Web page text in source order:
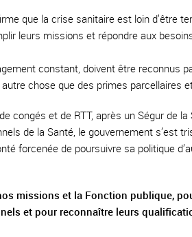
que la crise sanitaire est loin d’être
leurs missions et répondre aux
constant, doivent être reconnus
chose que des primes parcellaires
congés et de RTT, après un Ségur de
de la Santé, le gouvernement s’est
forcenée de poursuivre sa politique
missions et la Fonction publique,
et pour reconnaître leurs